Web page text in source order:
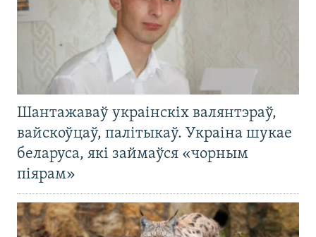
Шантажаваў украінскіх валянтэраў,
вайскоўцаў, палітыкаў. Украіна шукае
беларуса, які займаўся «чорным
піярам»